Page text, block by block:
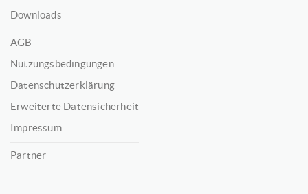
Downloads
AGB
Nutzungsbedingungen
Datenschutzerklärung
Erweiterte Datensicherheit
Impressum
Partner